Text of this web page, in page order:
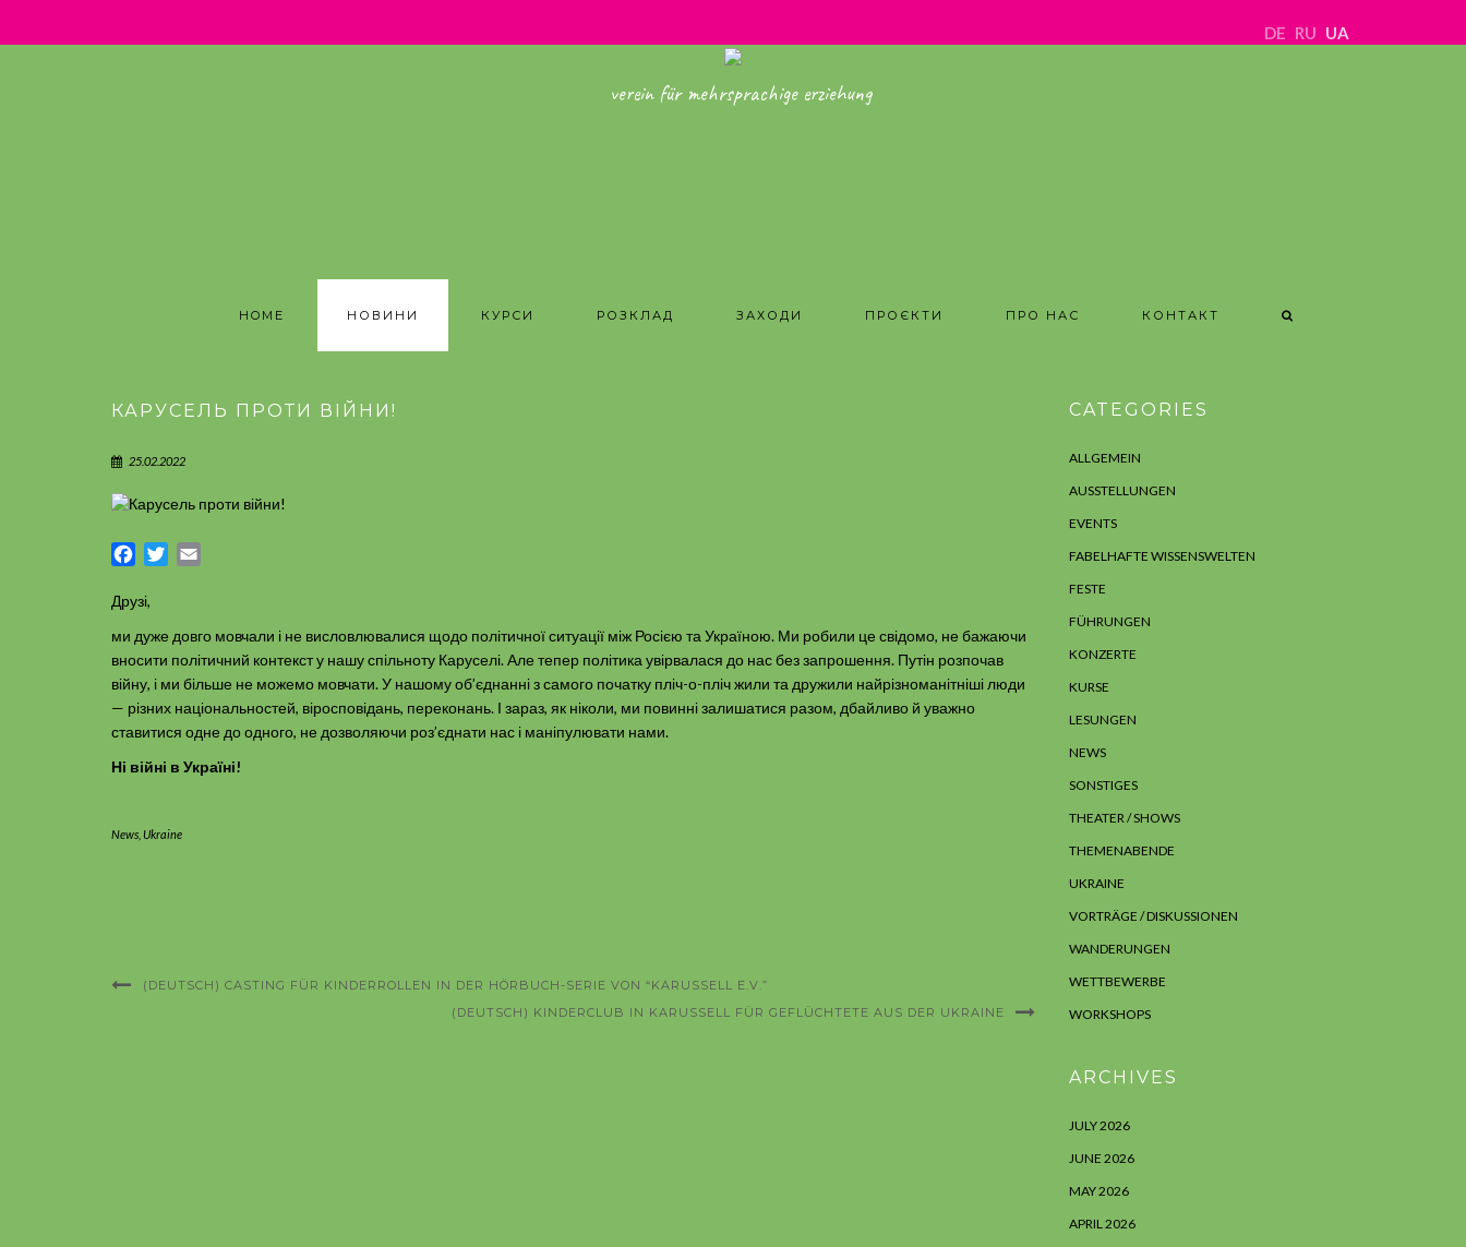
DE RU UA
verein für mehrsprachige erziehung
HOME НОВИНИ КУРСИ РОЗКЛАД ЗАХОДИ ПРОЄКТИ ПРО НАС КОНТАКТ
КАРУСЕЛЬ ПРОТИ ВІЙНИ!
25.02.2022
Facebook
Twitter
Друзі,
ми дуже довго мовчали і не висловлювалися щодо політичної ситуації між Росією та Україною. Ми робили це свідомо, не бажаючи
вносити політичний контекст у нашу спільноту Каруселі. Але тепер політика увірвалася до нас без запрошення. Путін розпочав
війну, і ми більше не можемо мовчати. У нашому об’єднанні з самого початку пліч-о-пліч жили та дружили найрізноманітніші люди
— різних національностей, віросповідань, переконань. І зараз, як ніколи, ми повинні залишатися разом, дбайливо й уважно
ставитися одне до одного, не дозволяючи роз’єднати нас і маніпулювати нами.
Ні війні в Україні!
News Ukraine
(DEUTSCH) CASTING FÜR KINDERROLLEN IN DER HÖRBUCH-SERIE VON “KARUSSELL E.V.”
(DEUTSCH) KINDERCLUB IN KARUSSELL FÜR GEFLÜCHTETE AUS DER UKRAINE
CATEGORIES
ALLGEMEIN
AUSSTELLUNGEN
EVENTS
FABELHAFTE WISSENSWELTEN
FESTE
FÜHRUNGEN
KONZERTE
KURSE
LESUNGEN
NEWS
SONSTIGES
THEATER / SHOWS
THEMENABENDE
UKRAINE
VORTRÄGE / DISKUSSIONEN
WANDERUNGEN
WETTBEWERBE
WORKSHOPS
ARCHIVES
JULY 2026
JUNE 2026
MAY 2026
APRIL 2026